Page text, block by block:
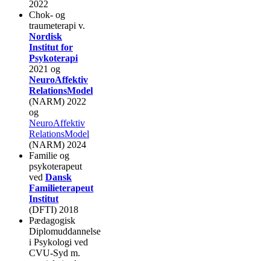
2022
Chok- og
traumeterapi v.
Nordisk
Institut for
Psykoterapi
2021 og
NeuroAffektiv
RelationsModel
(NARM) 2022
og
NeuroAffektiv
RelationsModel
(NARM) 2024
Familie og
psykoterapeut
ved Dansk
Familieterapeut
Institut
(DFTI) 2018
Pædagogisk
Diplomuddannelse
i Psykologi ved
CVU-Syd m.